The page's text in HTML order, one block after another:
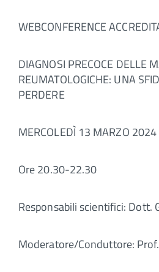
WEBCONFERENCE
DIAGNOSI PRECOCE DELLE
REUMATOLOGICHE: UNA
PERDERE
MERCOLEDÌ 13 MARZO 2024
Ore 20.30-22.30
Responsabili scientifici: Dott.
Moderatore/Conduttore: